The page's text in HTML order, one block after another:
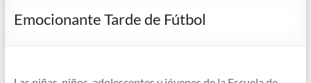
de
Emocionante Tarde de Fútbol